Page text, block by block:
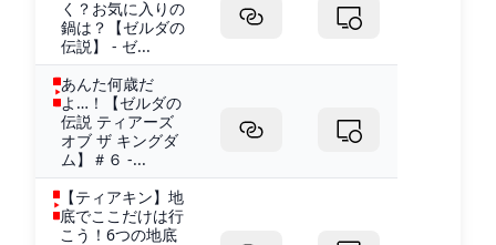
く？お気に入りの
鍋は？【ゼルダの
伝説】 - ゼ...
あんた何歳だ
よ…！【ゼルダの
伝説 ティアーズ
オブ ザ キングダ
ム】＃６ -...
【ティアキン】地
底でここだけは行
こう！6つの地底